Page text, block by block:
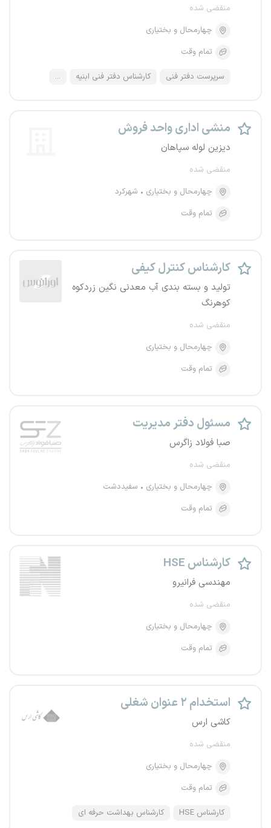
منقضی شده
چهارمحال و بختیاری
تمام وقت
سرپرست دفتر فنی کارشناس دفتر فنی ابنیه ...
منشی اداری واحد فروش
دیزین لوله سپاهان
منقضی شده
چهارمحال و بختیاری
شهرکرد
تمام وقت
کارشناس کنترل کیفی
تولید و بسته بندی آب معدنی نگین زردکوه
کوهرنگ
منقضی شده
چهارمحال و بختیاری
تمام وقت
مسئول دفتر مدیریت
صبا فولاد زاگرس
منقضی شده
چهارمحال و بختیاری
سفیددشت
تمام وقت
کارشناس HSE
مهندسی فرانیرو
منقضی شده
چهارمحال و بختیاری
تمام وقت
استخدام ۲ عنوان شغلی
کاشی ارس
منقضی شده
چهارمحال و بختیاری
تمام وقت
کارشناس HSE کارشناس بهداشت حرفه ای